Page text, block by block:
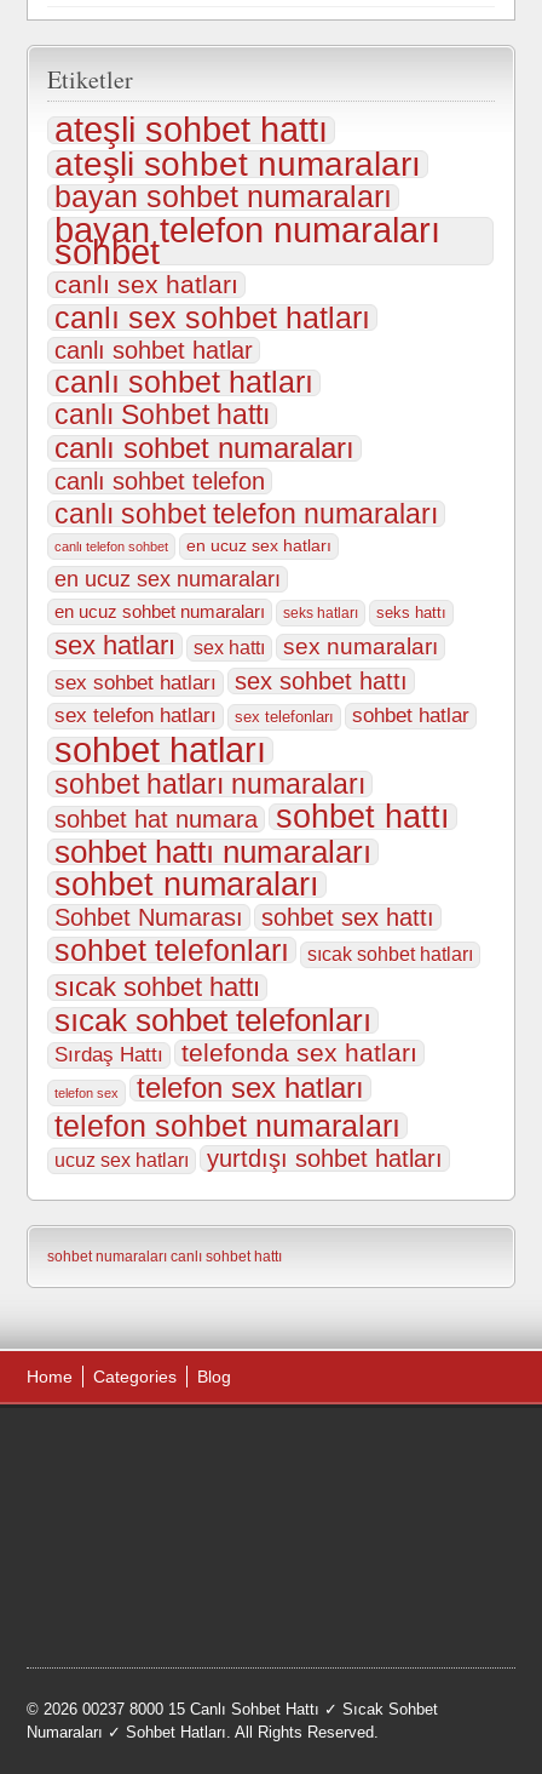
Etiketler
ateşli sohbet hattı
ateşli sohbet numaraları
bayan sohbet numaraları
bayan telefon numaraları
sohbet
canlı sex hatları
canlı sex sohbet hatları
canlı sohbet hatlar
canlı sohbet hatları
canlı Sohbet hattı
canlı sohbet numaraları
canlı sohbet telefon
canlı sohbet telefon numaraları
canlı telefon sohbet en ucuz sex hatları
en ucuz sex numaraları
en ucuz sohbet numaraları seks hatları seks hattı
sex hatları sex hattı sex numaraları
sex sohbet hatları sex sohbet hattı
sex telefon hatları sex telefonları sohbet hatlar
sohbet hatları
sohbet hatları numaraları
sohbet hat numara sohbet hattı
sohbet hattı numaraları
sohbet numaraları
Sohbet Numarası sohbet sex hattı
sohbet telefonları sıcak sohbet hatları
sıcak sohbet hattı
sıcak sohbet telefonları
Sırdaş Hattı telefonda sex hatları
telefon sex telefon sex hatları
telefon sohbet numaraları
ucuz sex hatları yurtdışı sohbet hatları
sohbet numaraları canlı sohbet hattı
Home Categories Blog
© 2026 00237 8000 15 Canlı Sohbet Hattı ✓ Sıcak Sohbet
Numaraları ✓ Sohbet Hatları. All Rights Reserved.